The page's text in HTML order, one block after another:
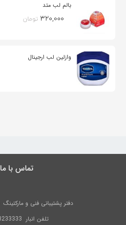
لینک
بالم لب متد
۳۲۰,۰۰۰ تومان
وازلین لب ارجینال
تماس با ما
دفتر پشتیبانی فنی و مارکتینگ
تلفن انبار 08643233333